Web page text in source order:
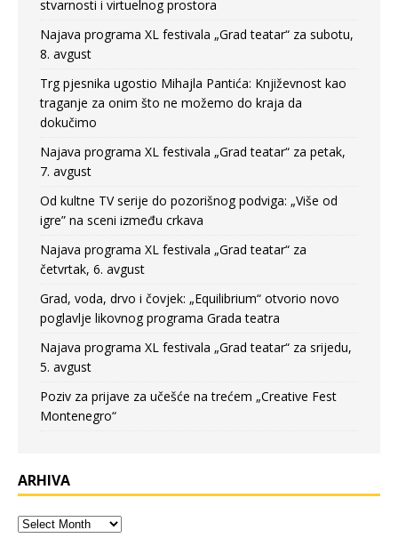
stvarnosti i virtuelnog prostora
Najava programa XL festivala „Grad teatar“ za subotu,
8. avgust
Trg pjesnika ugostio Mihajla Pantića: Književnost kao
traganje za onim što ne možemo do kraja da
dokučimo
Najava programa XL festivala „Grad teatar“ za petak,
7. avgust
Od kultne TV serije do pozorišnog podviga: „Više od
igre” na sceni između crkava
Najava programa XL festivala „Grad teatar“ za
četvrtak, 6. avgust
Grad, voda, drvo i čovjek: „Equilibrium“ otvorio novo
poglavlje likovnog programa Grada teatra
Najava programa XL festivala „Grad teatar“ za srijedu,
5. avgust
Poziv za prijave za učešće na trećem „Creative Fest
Montenegro“
ARHIVA